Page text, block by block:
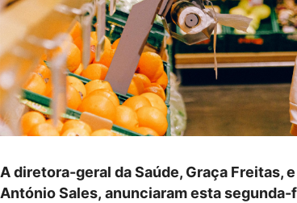
A diretora-geral da Saúde, Graça Freitas,
António Sales, anunciaram esta